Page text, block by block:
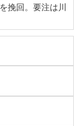
挽回。要注は川